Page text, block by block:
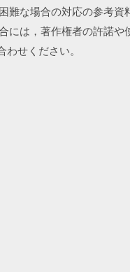
難な場合の対応の参考資
は，著作権者の許諾や
せください。